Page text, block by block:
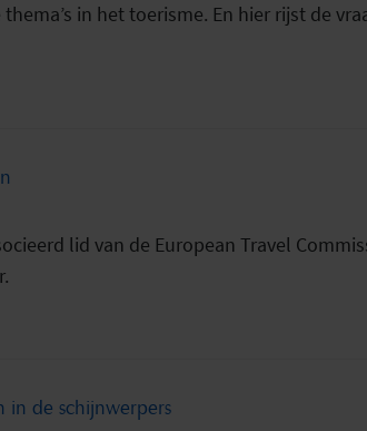
in het toerisme. En hier rijst de
lid van de European Travel
in de schijnwerpers